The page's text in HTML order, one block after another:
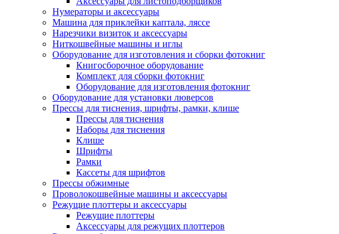
Нумераторы и аксессуары
Машина для приклейки каптала, ляссе
Нарезчики визиток и аксессуары
Ниткошвейные машины и иглы
Оборудование для изготовления и сборки фотокниг
Книгосборочное оборудование
Комплект для сборки фотокниг
Оборудование для изготовления фотокниг
Оборудование для установки люверсов
Прессы для тиснения, шрифты, рамки, клише
Прессы для тиснения
Наборы для тиснения
Клише
Шрифты
Рамки
Кассеты для шрифтов
Прессы обжимные
Проволокошвейные машины и аксессуары
Режущие плоттеры и аксессуары
Режущие плоттеры
Аксессуары для режущих плоттеров